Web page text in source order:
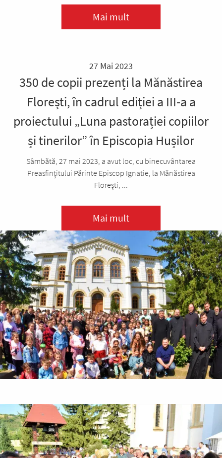
Mai mult
27 Mai 2023
350 de copii prezenți la Mănăstirea
Florești, în cadrul ediției a III-a a
proiectului „Luna pastorației copiilor
și tinerilor” în Episcopia Hușilor
Sâmbătă, 27 mai 2023, a avut loc, cu binecuvântarea
Preasfințitului Părinte Episcop Ignatie, la Mănăstirea
Florești, ...
Mai mult